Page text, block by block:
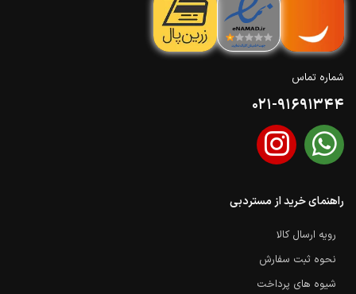
شماره تماس
021-91691344
راهنمای خرید از مستردبی
رویه ارسال کالا
نحوه ثبت سفارش
شیوه های پرداخت